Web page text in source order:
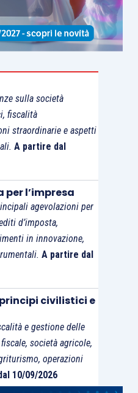
al Tribunale
dell’impresa sociale
laliquidazione
;
di unCommissario
attribuita la funzione di
possibile;
della qualifica di
nei casi tassativi
irregolarità non
sanate; accertata
controlli ed ispezioni)
del patrimonio ad un
sanabili o non sanate
la perdita della
sulla società
fiscalità
straordinarie e aspetti
A partire dal
l’impresa
agevolazioni per
d’imposta,
in innovazione,
A partire dal
civilistici e
e gestione delle
società agricole,
operazioni
10/09/2026